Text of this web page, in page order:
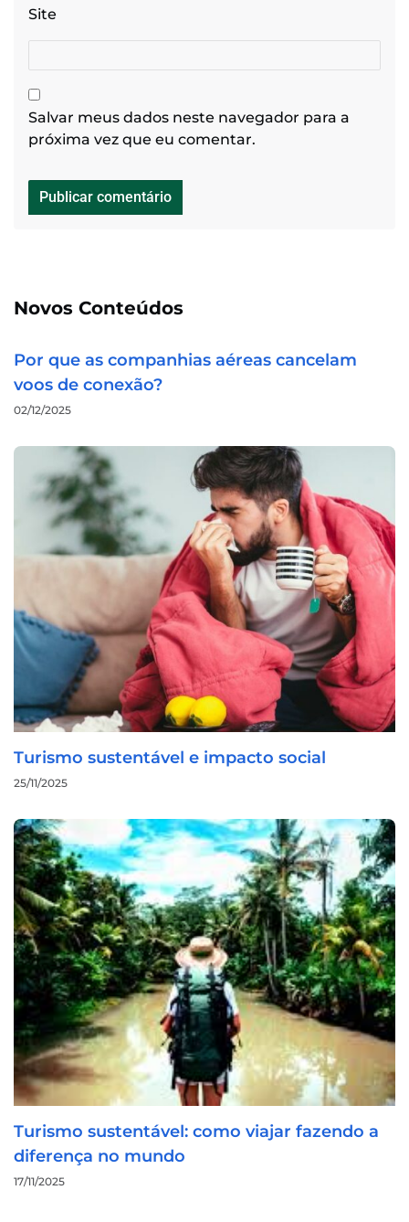
Site
Salvar meus dados neste navegador para a
próxima vez que eu comentar.
Novos Conteúdos
Por que as companhias aéreas cancelam
voos de conexão?
02/12/2025
Turismo sustentável e impacto social
25/11/2025
Turismo sustentável: como viajar fazendo a
diferença no mundo
17/11/2025